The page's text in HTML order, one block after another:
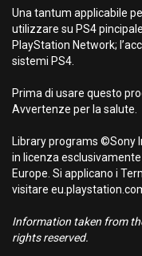
Una tantum applicabile
utilizzare su PS4
PlayStation Network;
sistemi PS4.
Prima di usare questo
Avvertenze per la salute.
Library programs ©Sony
in licenza
Europe. Si applicano i
visitare
Information taken from
rights reserved.